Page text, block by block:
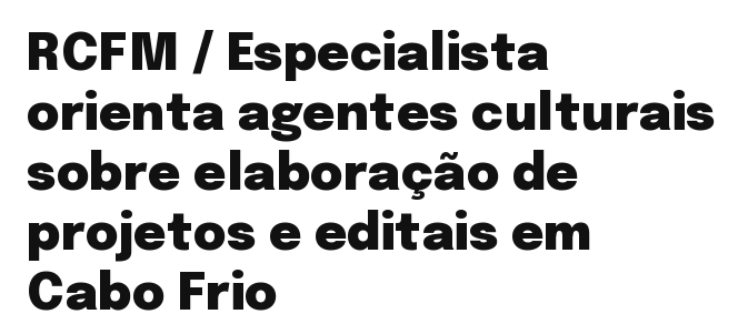
RCFM / Especialista
orienta agentes culturais
sobre elaboração de
projetos e editais em
Cabo Frio